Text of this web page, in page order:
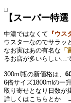
【スーパー特
中濃ではなくて 『ウス
ウスターなのでサラッ
なお実はあの有名な 「
るお店が多いらしい…
300ml瓶の新価格は、
6倍サイズ1800mlの一
取り寄せとなり日数が
詳しくはこちらと